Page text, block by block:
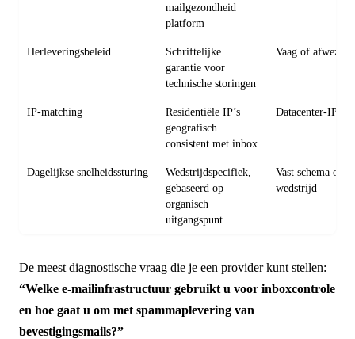
mailgezondheid
platform
Herleveringsbeleid
Schriftelijke
garantie voor
technische storingen
Vaag of afwezig
IP-matching
Residentiële IP’s
geografisch
consistent met inbox
Datacenter-IP’s
Dagelijkse snelheidssturing
Wedstrijdspecifiek,
gebaseerd op
organisch
uitgangspunt
Vast schema
wedstrijd
De meest diagnostische vraag die je een provider kunt stellen:
“Welke e-mailinfrastructuur gebruikt u voor inboxcontrole
en hoe gaat u om met spammaplevering van
bevestigingsmails?”